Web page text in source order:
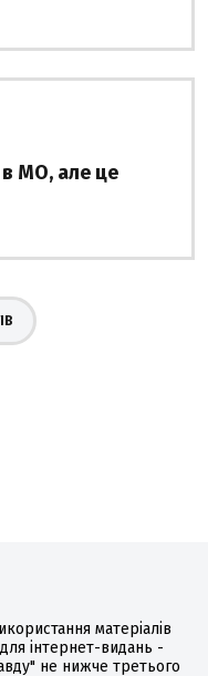
МО, але це
матеріалів
інтернет-видань -
не нижче третього